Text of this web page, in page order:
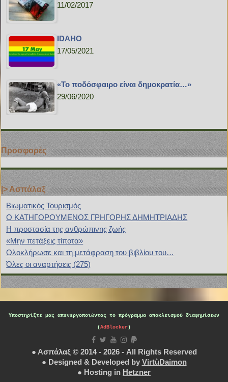
11/02/2017
IDAHO
17/05/2021
«Το ποδόσφαιρο είναι δημοκρατία…»
29/06/2020
Προσφορές
|> Ασπάλαξ
Bιωματικός Τουρισμός
Ο ΚΑΤΗΓΟΡΟΥΜΕΝΟΣ ΓΡΗΓΟΡΗΣ ΔΗΜΗΤΡΙΑΔΗΣ
H προστασία της ανθρώπινης ζωής
«Μην πετάξεις τίποτα»
Ολοκλήρωσε και τη μετάφραση του βιβλίου του…
Όλες οι αναρτήσεις (275)
Υποστηρίξτε μας απενεργοποιώντας το πρόγραμμα αποκλεισμού διαφημίσεων
(AdBlocker)
● Ασπάλαξ © 2014 - 2026 - All Rights Reserved
● Designed & Developed by VirtùDaimon
● Hosting in Hetzner